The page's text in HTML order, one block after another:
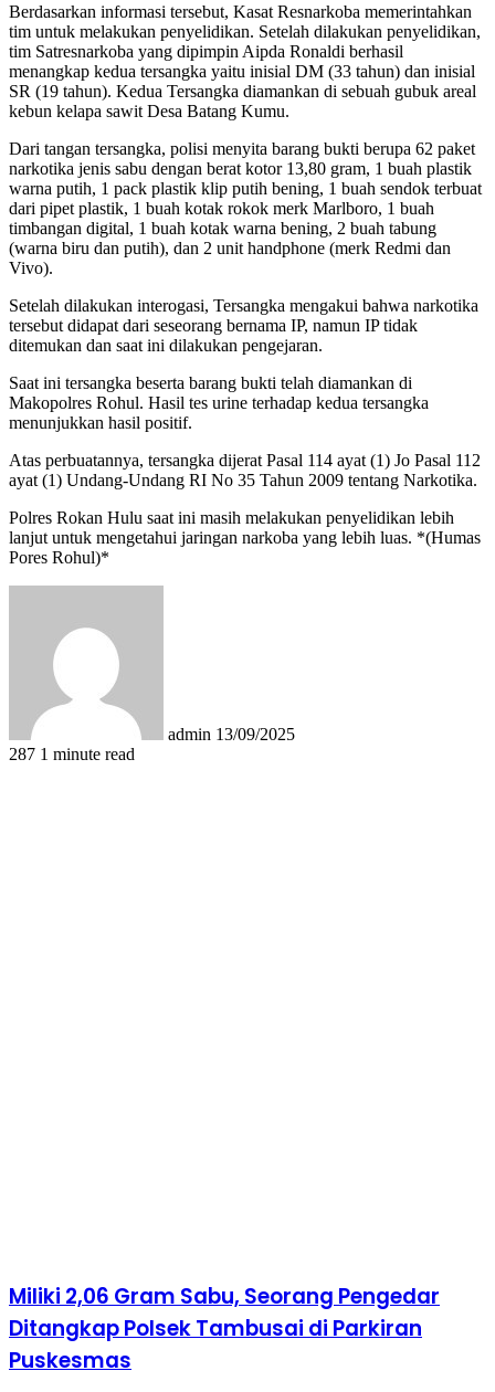
Berdasarkan informasi tersebut, Kasat Resnarkoba memerintahkan
tim untuk melakukan penyelidikan. Setelah dilakukan penyelidikan,
tim Satresnarkoba yang dipimpin Aipda Ronaldi berhasil
menangkap kedua tersangka yaitu inisial DM (33 tahun) dan inisial
SR (19 tahun). Kedua Tersangka diamankan di sebuah gubuk areal
kebun kelapa sawit Desa Batang Kumu.
Dari tangan tersangka, polisi menyita barang bukti berupa 62 paket
narkotika jenis sabu dengan berat kotor 13,80 gram, 1 buah plastik
warna putih, 1 pack plastik klip putih bening, 1 buah sendok terbuat
dari pipet plastik, 1 buah kotak rokok merk Marlboro, 1 buah
timbangan digital, 1 buah kotak warna bening, 2 buah tabung
(warna biru dan putih), dan 2 unit handphone (merk Redmi dan
Vivo).
Setelah dilakukan interogasi, Tersangka mengakui bahwa narkotika
tersebut didapat dari seseorang bernama IP, namun IP tidak
ditemukan dan saat ini dilakukan pengejaran.
Saat ini tersangka beserta barang bukti telah diamankan di
Makopolres Rohul. Hasil tes urine terhadap kedua tersangka
menunjukkan hasil positif.
Atas perbuatannya, tersangka dijerat Pasal 114 ayat (1) Jo Pasal 112
ayat (1) Undang-Undang RI No 35 Tahun 2009 tentang Narkotika.
Polres Rokan Hulu saat ini masih melakukan penyelidikan lebih
lanjut untuk mengetahui jaringan narkoba yang lebih luas. *(Humas
Pores Rohul)*
admin 13/09/2025
287 1 minute read
Miliki 2,06 Gram Sabu, Seorang Pengedar
Ditangkap Polsek Tambusai di Parkiran
Puskesmas